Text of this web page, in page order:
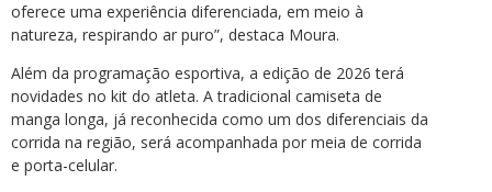
oferece uma experiência diferenciada, em meio à
natureza, respirando ar puro”, destaca Moura.
Além da programação esportiva, a edição de 2026 terá
novidades no kit do atleta. A tradicional camiseta de
manga longa, já reconhecida como um dos diferenciais da
corrida na região, será acompanhada por meia de corrida
e porta-celular.